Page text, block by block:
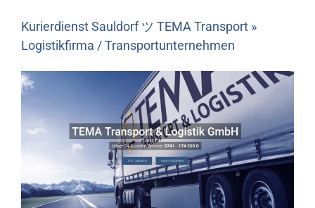
Kurierdienst Sauldorf ツ TEMA Transport »
Logistikfirma / Transportunternehmen